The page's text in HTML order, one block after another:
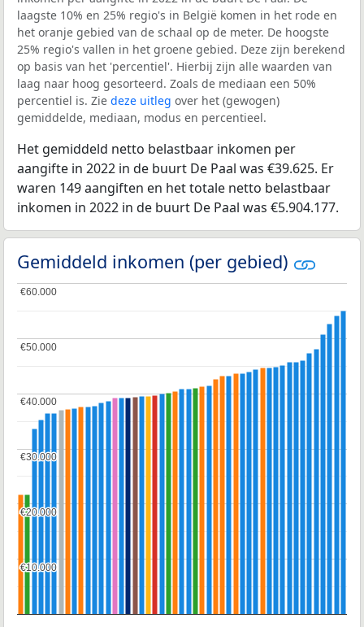
laagste 10% en 25% regio's in België komen in het rode en
het oranje gebied van de schaal op de meter. De hoogste
25% regio's vallen in het groene gebied. Deze zijn berekend
op basis van het 'percentiel'. Hierbij zijn alle waarden van
laag naar hoog gesorteerd. Zoals de mediaan een 50%
percentiel is. Zie deze uitleg over het (gewogen)
gemiddelde, mediaan, modus en percentieel.
Het gemiddeld netto belastbaar inkomen per
aangifte in 2022 in de buurt De Paal was €39.625. Er
waren 149 aangiften en het totale netto belastbaar
inkomen in 2022 in de buurt De Paal was €5.904.177.
Gemiddeld inkomen (per gebied)
€10.000
€10.000
€20.000
€20.000
€30.000
€30.000
€40.000
€40.000
€50.000
€50.000
€60.000
€60.000